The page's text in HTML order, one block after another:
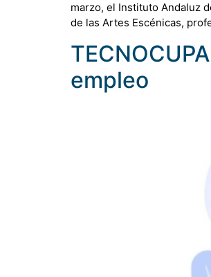
marzo, el Instituto Andaluz
de las Artes Escénicas,
empleo